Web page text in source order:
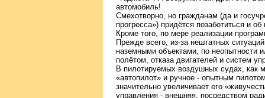
автомобиль!
Смехотворно, но гражданам (да и
прогресса») придётся позаботиться и
Кроме того, по мере реализации
Прежде всего, из-за нештатных
наземными объектами, по неопытности
полётом, отказа двигателей и систем
В пилотируемых воздушных судах, как
«автопилот» и ручное - опытным
значительно увеличивает его
управления - внешняя, посредством